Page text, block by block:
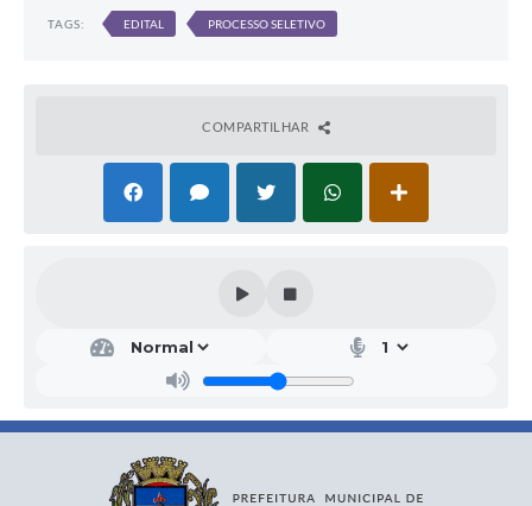
TAGS: EDITAL PROCESSO SELETIVO
COMPARTILHAR